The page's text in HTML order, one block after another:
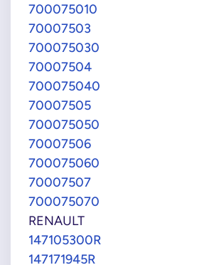
700075010
70007503
700075030
70007504
700075040
70007505
700075050
70007506
700075060
70007507
700075070
RENAULT
147105300R
147171945R